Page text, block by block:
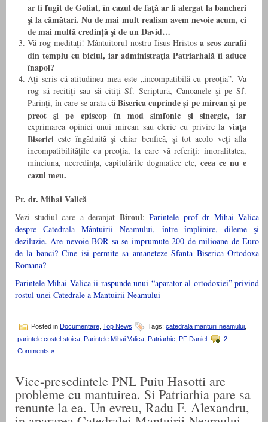
ar fi fugit de Goliat, în cazul de faţă ar fi alergat la bancheri
şi la cămătari. Nu de mai mult realism avem nevoie acum, ci
de mai multă credinţă şi de un David…
Vă rog meditaţi! Mântuitorul nostru Iisus Hristos a scos zarafii
din templu cu biciul, iar administraţia Patriarhală îi aduce
înapoi?
Aţi scris că atitudinea mea este „incompatibilă cu preoţia”. Va
rog să recitiţi sau să citiţi Sf. Scriptură, Canoanele şi pe Sf.
Părinţi, în care se arată că Biserica cuprinde şi pe mirean şi pe
preot şi pe episcop în mod simfonic şi sinergic, iar
exprimarea opiniei unui mirean sau cleric cu privire la viaţa
Biserici este îngăduită şi chiar benfică, şi tot acolo veţi afla
incompatibilităţile cu preoţia, la care vă referiţi: imoralitatea,
minciuna, necredinţa, capitulările dogmatice etc, ceea ce nu e
cazul meu.
Pr. dr. Mihai Valică
Vezi studiul care a deranjat Biroul: Parintele prof dr Mihai Valica
despre Catedrala Mântuirii Neamului, între împlinire, dileme şi
deziluzie. Are nevoie BOR sa se imprumute 200 de milioane de Euro
de la banci? Cine isi permite sa amaneteze Sfanta Biserica Ortodoxa
Romana?
Parintele Mihai Valica ii raspunde unui “aparator al ortodoxiei” privind
rostul unei Catedrale a Mantuirii Neamului
Posted in Documentare Top News Tags: catedrala manturii neamului
parintele costel stoica
Parintele Mihai Valica Patriarhie PF Daniel
2
Comments »
Vice-presedintele PNL Puiu Hasotti are
probleme cu mantuirea. Si Patriarhia pare sa
renunte la ea. Un evreu, Radu F. Alexandru,